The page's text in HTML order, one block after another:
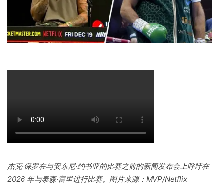
杰克·保罗在与安东尼·约书亚的比赛之前的新闻发布会上呼吁在
2026 年与泰森·富里进行比赛。图片来源：MVP/Netflix